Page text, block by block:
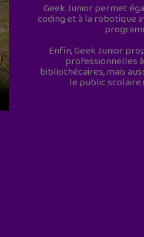
Geek Junior permet
coding et à la robotique
Enfin, Geek Junior
professionnelles
bibliothécaires, mais
le public scolaire